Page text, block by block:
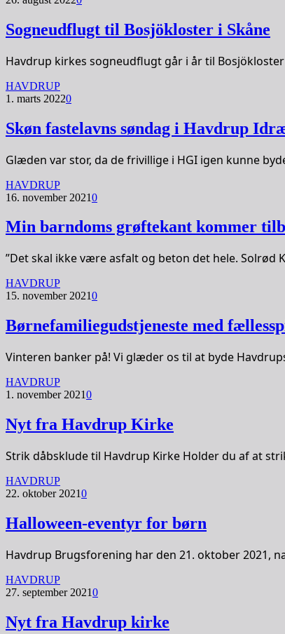
Sogneudflugt til Bosjökloster i Skåne
Havdrup kirkes sogneudflugt går i år til
HAVDRUP
1. marts 20220
Skøn fastelavns søndag i Havdrup
Glæden var stor, da de frivillige i HGI igen kunne
HAVDRUP
16. november 20210
Min barndoms grøftekant kommer
”Det skal ikke være asfalt og beton det hele.
HAVDRUP
15. november 20210
Børnefamiliegudstjeneste med
Vinteren banker på! Vi glæder os til at byde
HAVDRUP
1. november 20210
Nyt fra Havdrup Kirke
Strik dåbsklude til Havdrup Kirke Holder du af at
HAVDRUP
22. oktober 20210
Halloween-eventyr for børn
Havdrup Brugsforening har den 21. oktober
HAVDRUP
27. september 20210
Nyt fra Havdrup kirke